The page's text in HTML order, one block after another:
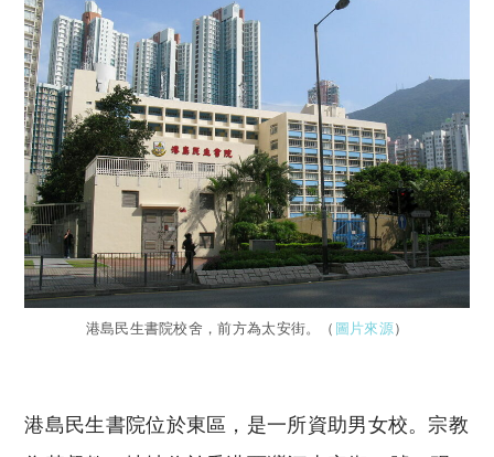
港島民生書院校舍，前方為太安街。（ 圖片來源）
港島民生書院位於東區，是一所資助男女校。宗教